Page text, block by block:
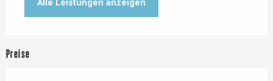
Alle Leistungen anzeigen
Preise